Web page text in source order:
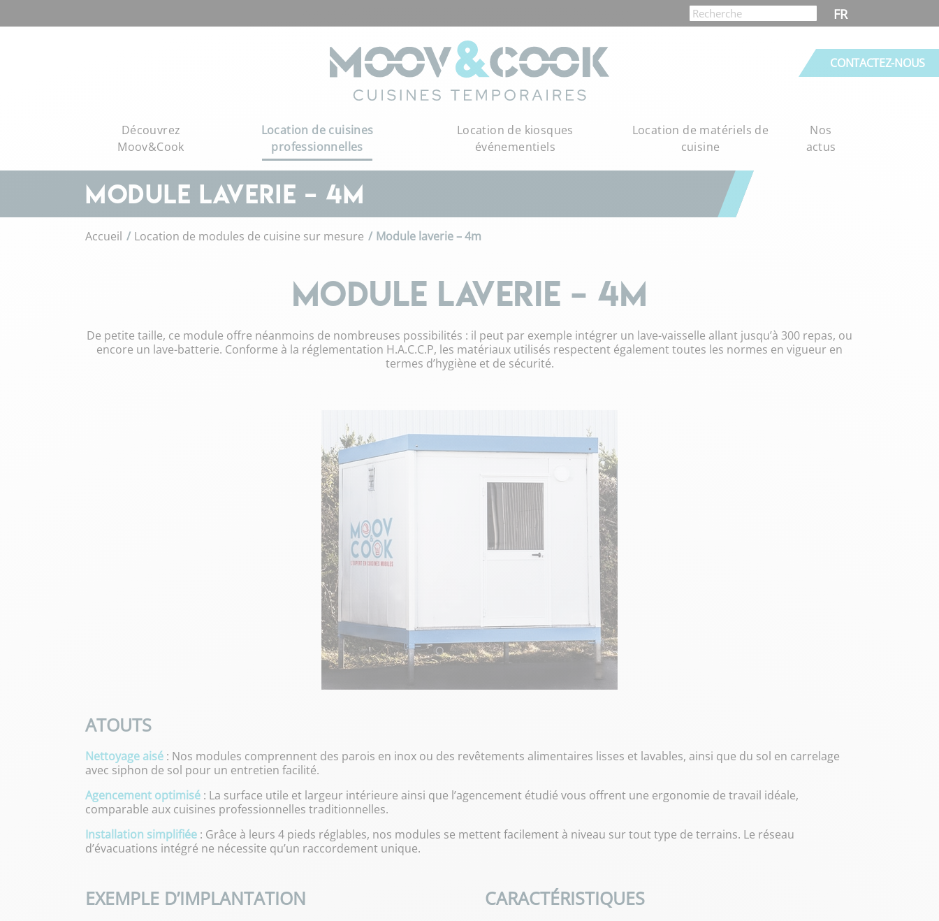
FR
CONTACTEZ-NOUS
Découvrez
Moov&Cook
Location de cuisines
professionnelles
Location de kiosques
événementiels
Location de matériels de
cuisine
Nos
actus
MODULE LAVERIE – 4M
Accueil Location de modules de cuisine sur mesure Module laverie – 4m
MODULE LAVERIE – 4M
De petite taille, ce module offre néanmoins de nombreuses possibilités : il peut par exemple intégrer un lave-vaisselle allant jusqu’à 300 repas, ou
encore un lave-batterie. Conforme à la réglementation H.A.C.C.P, les matériaux utilisés respectent également toutes les normes en vigueur en
termes d’hygiène et de sécurité.
ATOUTS
Nettoyage aisé : Nos modules comprennent des parois en inox ou des revêtements alimentaires lisses et lavables, ainsi que du sol en carrelage
avec siphon de sol pour un entretien facilité.
Agencement optimisé : La surface utile et largeur intérieure ainsi que l’agencement étudié vous offrent une ergonomie de travail idéale,
comparable aux cuisines professionnelles traditionnelles.
Installation simplifiée : Grâce à leurs 4 pieds réglables, nos modules se mettent facilement à niveau sur tout type de terrains. Le réseau
d’évacuations intégré ne nécessite qu’un raccordement unique.
EXEMPLE D’IMPLANTATION CARACTÉRISTIQUES